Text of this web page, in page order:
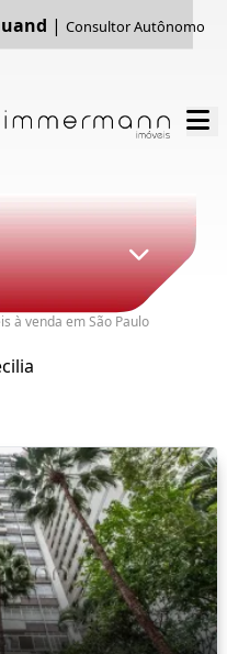
| Consultor Autônomo
à venda em São Paulo